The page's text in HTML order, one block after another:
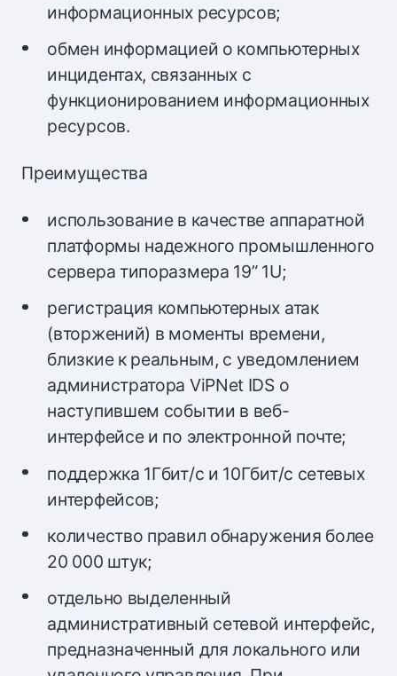
информационных ресурсов;
обмен информацией о компьютерных
инцидентах, связанных с
функционированием информационных
ресурсов.
Преимущества
использование в качестве аппаратной
платформы надежного промышленного
сервера типоразмера 19” 1U;
регистрация компьютерных атак
(вторжений) в моменты времени,
близкие к реальным, с уведомлением
администратора ViPNet IDS о
наступившем событии в веб-
интерфейсе и по электронной почте;
поддержка 1Гбит/c и 10Гбит/c сетевых
интерфейсов;
количество правил обнаружения более
20 000 штук;
отдельно выделенный
административный сетевой интерфейс,
предназначенный для локального или